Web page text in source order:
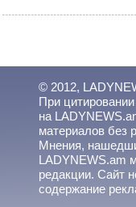
© 2012,
При
на
материалов без
Мнения,
LADYNEWS.am
редакции. Сайт
содержание